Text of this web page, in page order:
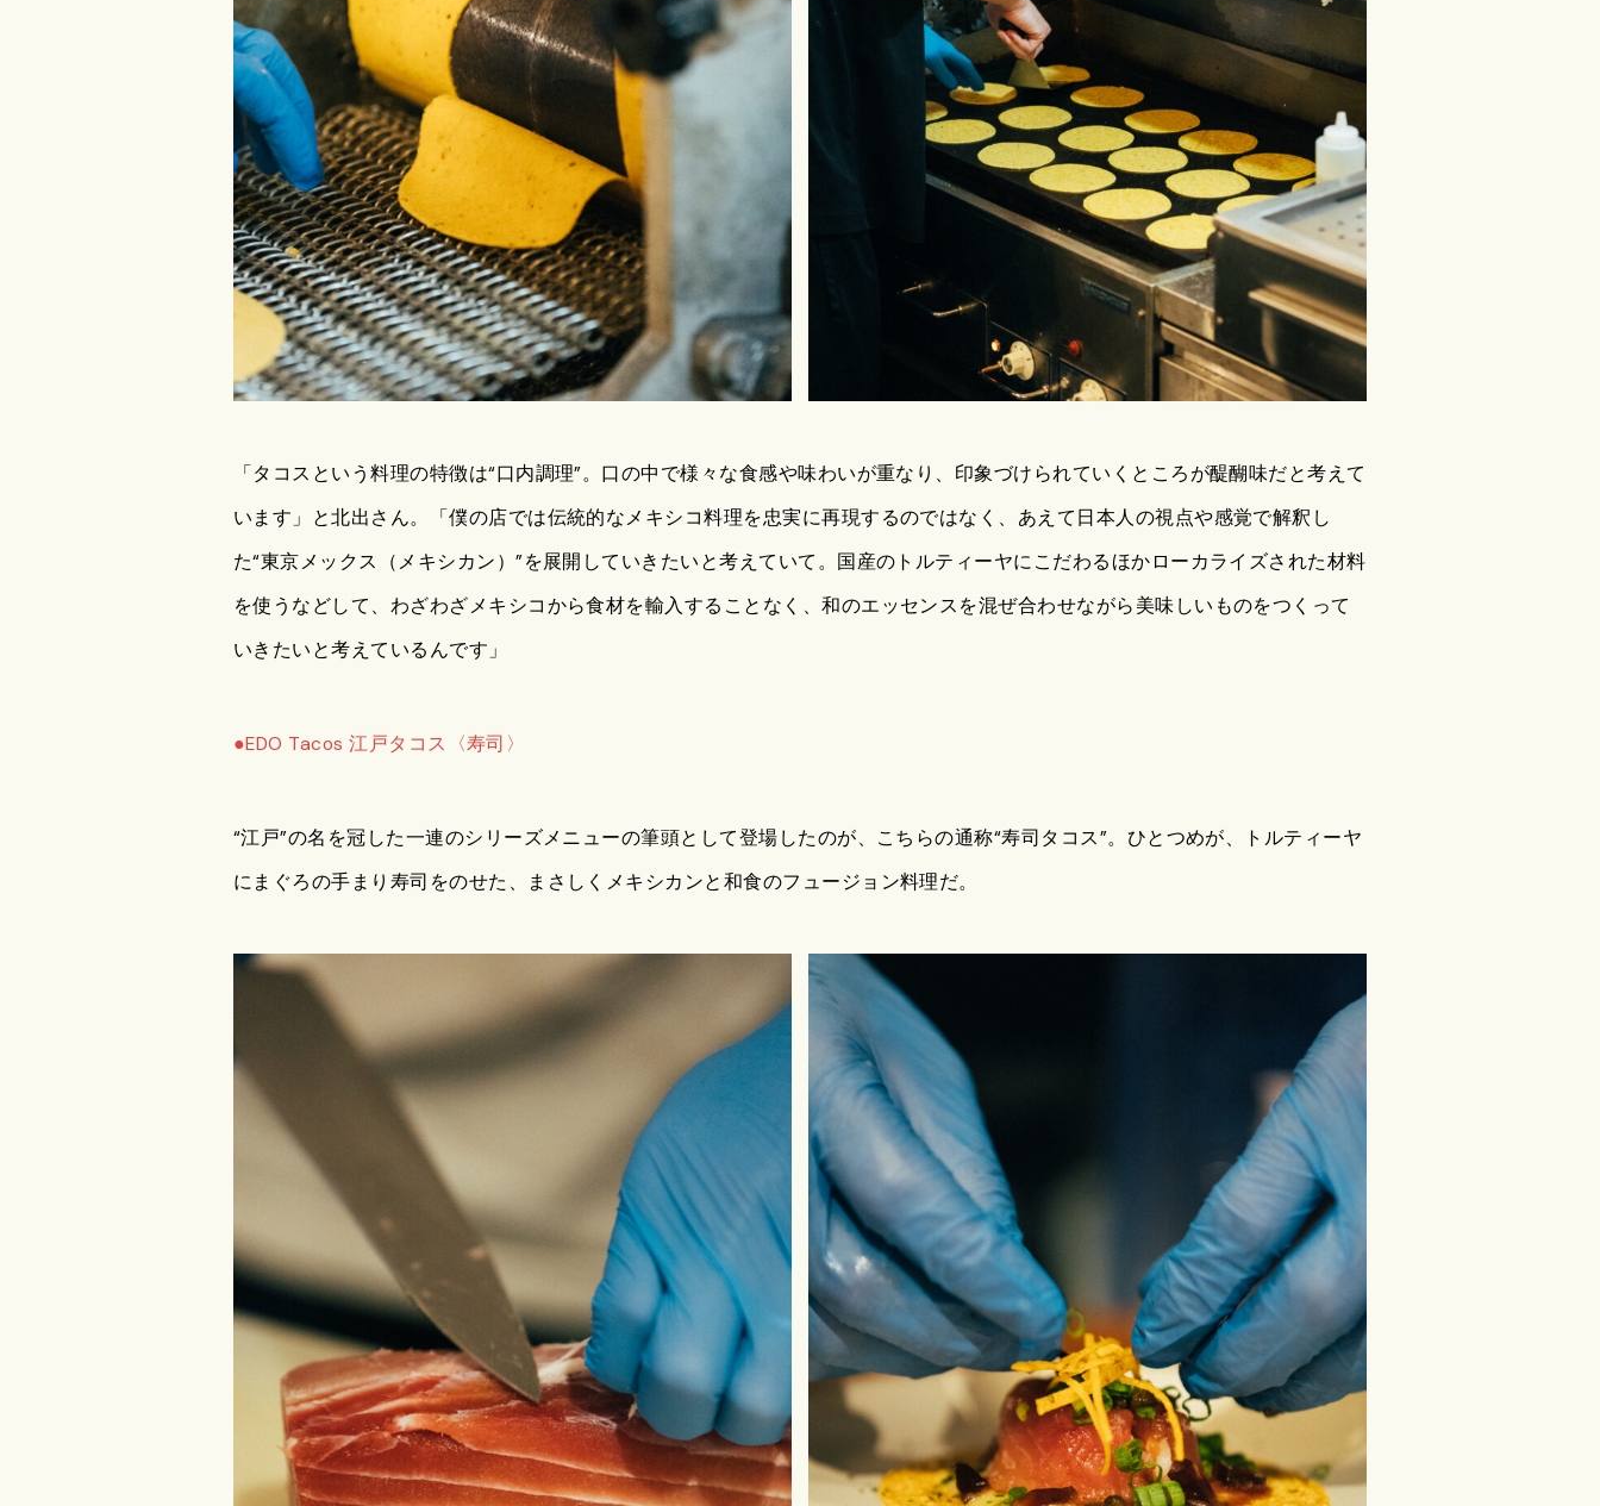
「タコスという料理の特徴は“口内調理”。口の中で様々な食感や味わいが重なり、印象づけられていくところが醍醐味だと考えて
います」と北出さん。「僕の店では伝統的なメキシコ料理を忠実に再現するのではなく、あえて日本人の視点や感覚で解釈し
た“東京メックス（メキシカン）”を展開していきたいと考えていて。国産のトルティーヤにこだわるほかローカライズされた材料
を使うなどして、わざわざメキシコから食材を輸入することなく、和のエッセンスを混ぜ合わせながら美味しいものをつくって
いきたいと考えているんです」
●EDO Tacos 江戸タコス〈寿司〉
“江戸”の名を冠した一連のシリーズメニューの筆頭として登場したのが、こちらの通称“寿司タコス”。ひとつめが、トルティーヤ
にまぐろの手まり寿司をのせた、まさしくメキシカンと和食のフュージョン料理だ。